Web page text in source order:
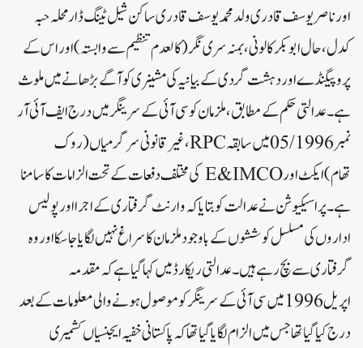
اور ناصر یوسف قادری ولد محمد یوسف قادری ساکن شیل ٹینگ ڈارمحلہ حبہ
کدل ، حال ابوبکر کالونی، بمنہ سری نگر( کالعدم تنظیم سے وابستہ ) اور اس کے
پروپیگنڈے اور دہشت گردی کے بیانیہ کی مشینری کو آگے بڑھانے میں ملوث
ہے۔عدالتی حکم کے مطابق، ملزمان کو سی آئی کے سرینگر میں درج ایف آئی آر
نمبر 05/1996 میں سابقہ RPC، غیر قانونی سرگرمیاں (روک
تھام)ایکٹ اور E&IMCO کی مختلف دفعات کے تحت الزامات کا سامنا
ہے۔ پراسیکیوشن نے عدالت کو بتایا کہ وارنٹ گرفتاری کے اجرا اور پولیس
اداروں کی مسلسل کوششوں کے باوجود ملزمان کا سراغ نہیں لگایا جا سکا اور وہ
گرفتاری سے بچ رہے ہیں۔عدالتی ریکارڈ میں کہا گیا ہے کہ مقدمہ
اپریل 1996 میں سی آئی کے سرینگر کو موصول ہونے والی معلومات کے بعد
درج کیا گیا تھا جس میں الزام لگایا گیا تھا کہ پاکستانی خفیہ ایجنسیاں کشمیری